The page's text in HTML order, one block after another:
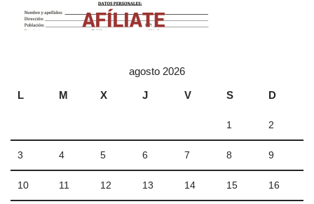
agosto 2026
L
M X J V S D
1 2
3 4 5 6 7 8 9
10 11 12 13 14 15 16